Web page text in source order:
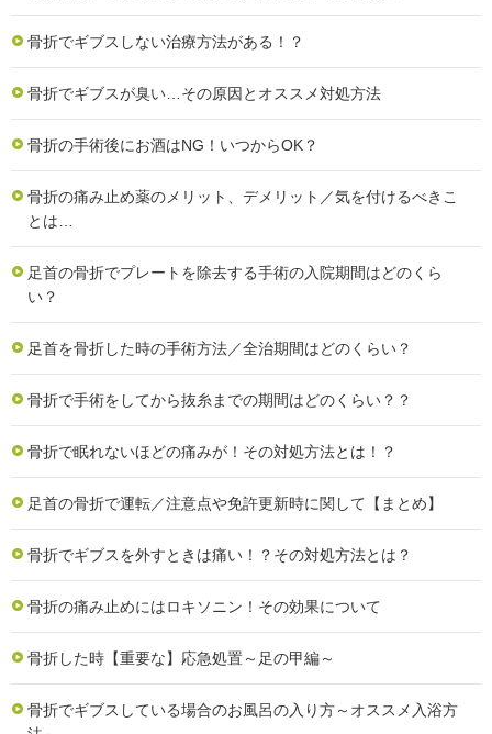
骨折でギブスしない治療方法がある！？
骨折でギブスが臭い…その原因とオススメ対処方法
骨折の手術後にお酒はNG！いつからOK？
骨折の痛み止め薬のメリット、デメリット／気を付けるべきこ
とは…
足首の骨折でプレートを除去する手術の入院期間はどのくら
い？
足首を骨折した時の手術方法／全治期間はどのくらい？
骨折で手術をしてから抜糸までの期間はどのくらい？？
骨折で眠れないほどの痛みが！その対処方法とは！？
足首の骨折で運転／注意点や免許更新時に関して【まとめ】
骨折でギブスを外すときは痛い！？その対処方法とは？
骨折の痛み止めにはロキソニン！その効果について
骨折した時【重要な】応急処置～足の甲編～
骨折でギブスしている場合のお風呂の入り方～オススメ入浴方